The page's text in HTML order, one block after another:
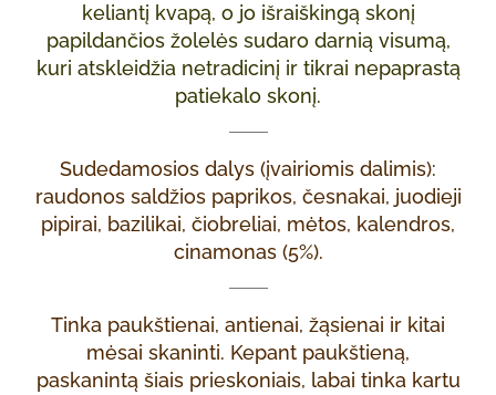
keliantį kvapą, o jo išraiškingą skonį
papildančios žolelės sudaro darnią visumą,
kuri atskleidžia netradicinį ir tikrai nepaprastą
patiekalo skonį.
Sudedamosios dalys (įvairiomis dalimis):
raudonos saldžios paprikos, česnakai, juodieji
pipirai, bazilikai, čiobreliai, mėtos, kalendros,
cinamonas (5%).
Tinka paukštienai, antienai, žąsienai ir kitai
mėsai skaninti. Kepant paukštieną,
paskanintą šiais prieskoniais, labai tinka kartu